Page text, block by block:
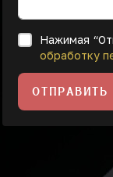
Нажимая
обработку
ОТПРАВИТЬ